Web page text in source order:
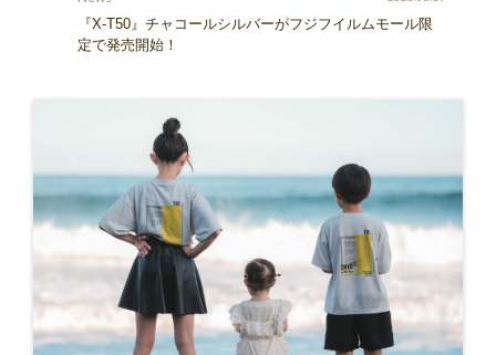
『X-T50』チャコールシルバーがフジフイルムモール限
定で発売開始！